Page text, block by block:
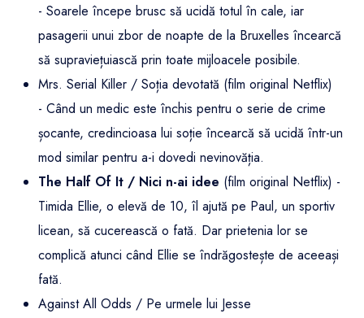
- Soarele începe brusc să ucidă totul în cale, iar
pasagerii unui zbor de noapte de la Bruxelles încearcă
să supraviețuiască prin toate mijloacele posibile.
Mrs. Serial Killer / Soția devotată (film original Netflix)
- Când un medic este închis pentru o serie de crime
șocante, credincioasa lui soție încearcă să ucidă într-un
mod similar pentru a-i dovedi nevinovăția.
The Half Of It / Nici n-ai idee (film original Netflix) -
Timida Ellie, o elevă de 10, îl ajută pe Paul, un sportiv
licean, să cucerească o fată. Dar prietenia lor se
complică atunci când Ellie se îndrăgostește de aceeași
fată.
Against All Odds / Pe urmele lui Jesse